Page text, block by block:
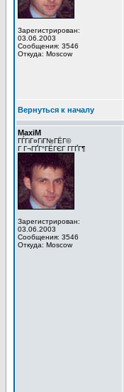
Зарегистрирован:
03.06.2003
Сообщения: 3546
Откуда: Moscow
Вернуться к началу
MaxiM
ГЃГіГ¤ГіГ№ГЁГ©
Г Г¬ГҐГ°ГЁГЄГ Г­ГҐГ¶
Зарегистрирован:
03.06.2003
Сообщения: 3546
Откуда: Moscow